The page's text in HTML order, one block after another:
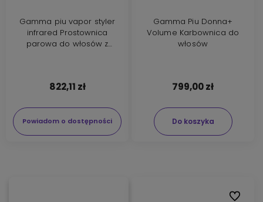
Gamma piu vapor styler
infrared Prostownica
parowa do włosów z
822,11 zł
Powiadom o dostępności
Gamma Piu Donna+
Volume Karbownica do
włosów
799,00 zł
Do koszyka
Do